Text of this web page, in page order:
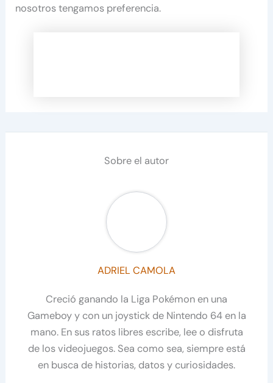
nosotros tengamos preferencia.
Sobre el autor
ADRIEL CAMOLA
Creció ganando la Liga Pokémon en una
Gameboy y con un joystick de Nintendo 64 en la
mano. En sus ratos libres escribe, lee o disfruta
de los videojuegos. Sea como sea, siempre está
en busca de historias, datos y curiosidades.